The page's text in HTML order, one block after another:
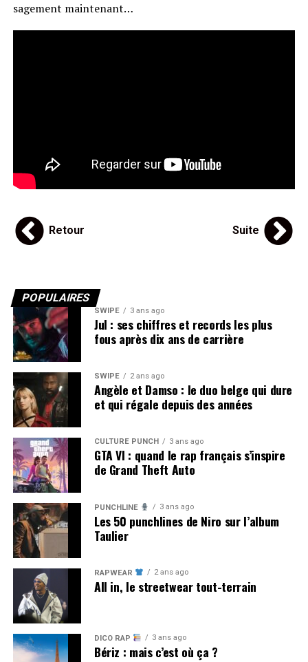
sagement maintenant…
Retour Suite
POPULAIRES
SWIPE 3 ans ago
Jul : ses chiffres et records les plus
fous après dix ans de carrière
SWIPE 2 ans ago
Angèle et Damso : le duo belge qui dure
et qui régale depuis des années
CULTURE PUNCH 3 ans ago
GTA VI : quand le rap français s’inspire
de Grand Theft Auto
PUNCHLINE 3 ans ago
Les 50 punchlines de Niro sur l’album
Taulier
RAPWEAR 2 ans ago
All in, le streetwear tout-terrain
DICO RAP 3 ans ago
Bériz : mais c’est où ça ?